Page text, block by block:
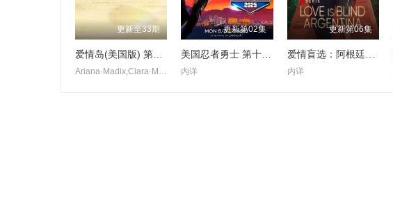
更新至33期
Ariana·Madix,Ciara·Miller,Tefi·Pessoa
更新第02集
内详
更新第06集
内详